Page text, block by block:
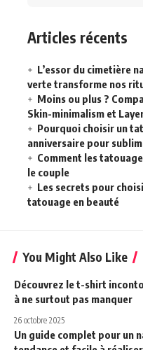
Articles récents
L’essor du cimetière
verte transforme nos
Moins ou plus ?
Skin-minimalism et
Pourquoi choisir un
anniversaire pour
Comment les
le couple
Les secrets pour
tatouage en beauté
You Might Also Like
Découvrez le t-shirt
à ne surtout pas manquer
26 octobre 2025
Un guide complet pour un